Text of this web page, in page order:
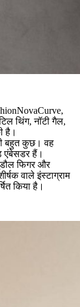
थिंग, नॉटी गैल,
है।
बहुत कुछ। वह
एंबेसडर हैं।
फिगर और
वाले इंस्टाग्राम
किया है।